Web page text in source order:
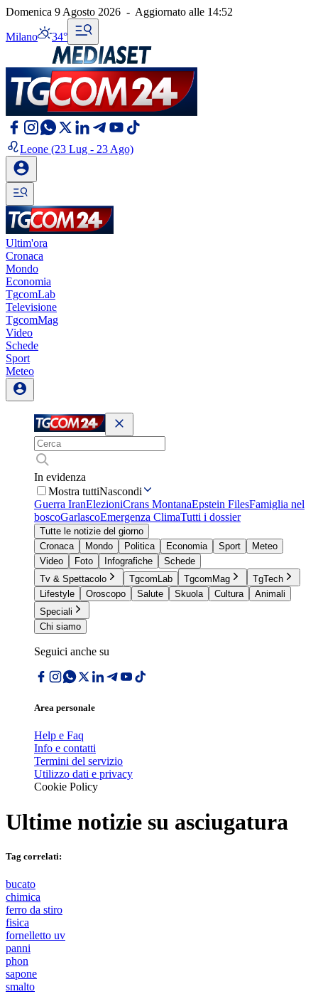
Domenica 9 Agosto 2026 - Aggiornato alle 14:52
Milano 34°
Leone (23 Lug - 23 Ago)
Ultim'ora
Cronaca
Mondo
Economia
TgcomLab
Televisione
TgcomMag
Video
Schede
Sport
Meteo
In evidenza
Mostra tuttiNascondi
Guerra IranElezioniCrans MontanaEpstein FilesFamiglia nel
boscoGarlascoEmergenza ClimaTutti i dossier
Tutte le notizie del giorno
Cronaca
Mondo Politica Economia Sport
Meteo
Video
Foto Infografiche
Schede
Tv & Spettacolo
TgcomLab TgcomMag
TgTech
Lifestyle
Oroscopo Salute Skuola Cultura
Animali
Speciali
Chi siamo
Seguici anche su
Area personale
Help e Faq
Info e contatti
Termini del servizio
Utilizzo dati e privacy
Cookie Policy
Ultime notizie su asciugatura
Tag correlati:
bucato
chimica
ferro da stiro
fisica
fornelletto uv
panni
phon
sapone
smalto